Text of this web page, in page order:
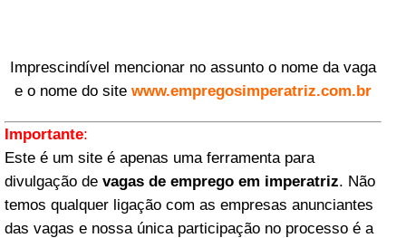
Imprescindível mencionar no assunto o nome da vaga
e o nome do site www.empregosimperatriz.com.br
Importante:
Este é um site é apenas uma ferramenta para
divulgação de vagas de emprego em imperatriz. Não
temos qualquer ligação com as empresas anunciantes
das vagas e nossa única participação no processo é a